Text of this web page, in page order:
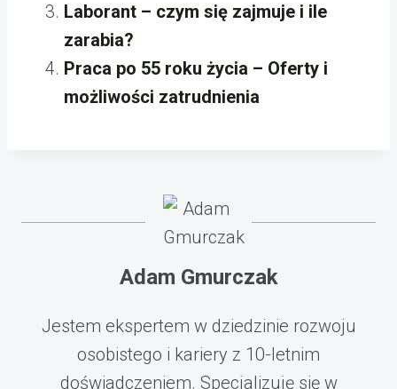
Laborant – czym się zajmuje i ile
zarabia?
Praca po 55 roku życia – Oferty i
możliwości zatrudnienia
Adam Gmurczak
Jestem ekspertem w dziedzinie rozwoju
osobistego i kariery z 10-letnim
doświadczeniem. Specjalizuję się w